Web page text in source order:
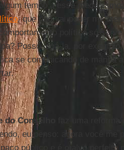
tempo a esse
, que não vai poder me
político só serve
Posso jogá-la, por
se comunicando de manhã à
do Conselho
faz uma reforma
eu penso: agora você me
público e é o alvo perfeito